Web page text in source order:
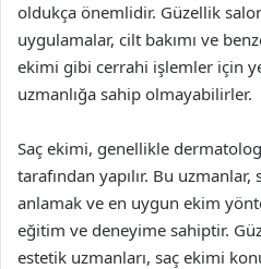
oldukça önemlidir. Güzellik
uygulamalar, cilt bakımı ve
ekimi gibi cerrahi işlemler için
uzmanlığa sahip olmayabilirler.
Saç ekimi, genellikle
tarafından yapılır. Bu uzmanlar,
anlamak ve en uygun ekim
eğitim ve deneyime sahiptir.
estetik uzmanları, saç ekimi